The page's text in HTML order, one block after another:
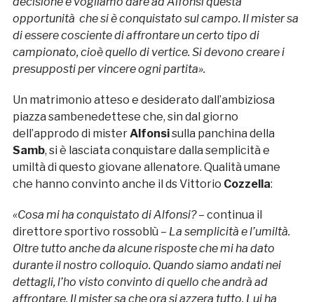
opportunità che si è conquistato sul campo. Il mister sa
di essere cosciente di affrontare un certo tipo di
campionato, cioè quello di vertice. Si devono creare i
presupposti per vincere ogni partita».
Un matrimonio atteso e desiderato dall’ambiziosa
piazza sambenedettese che, sin dal giorno
dell’approdo di mister Alfonsisulla panchina della
Samb, si è lasciata conquistare dalla semplicità e
umiltà di questo giovane allenatore. Qualità umane
che hanno convinto anche il ds Vittorio Cozzella:
«Cosa mi ha conquistato di Alfonsi? – continua il
direttore sportivo rossoblù – La semplicità e l’umiltà.
Oltre tutto anche da alcune risposte che mi ha dato
durante il nostro colloquio. Quando siamo andati nei
dettagli, l’ho visto convinto di quello che andrà ad
affrontare. Il mister sa che ora si azzera tutto. Lui ha